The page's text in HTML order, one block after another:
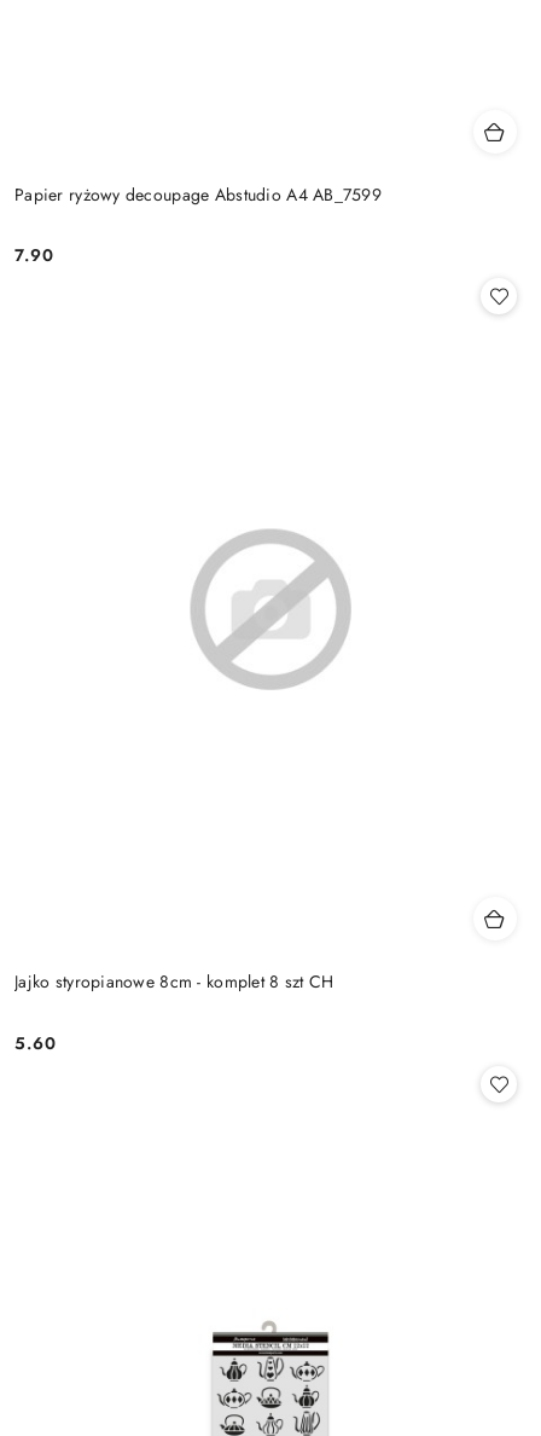
Papier ryżowy decoupage Abstudio A4 AB_7599
Cena:
7.90
Jajko styropianowe 8cm - komplet 8 szt CH
Cena:
5.60